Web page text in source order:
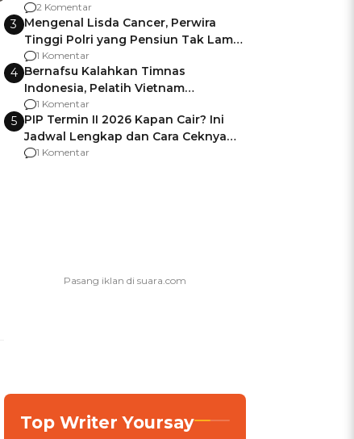
Pemalang
2 Komentar
3 Mengenal Lisda Cancer, Perwira
Tinggi Polri yang Pensiun Tak Lama
Usai Jadi Brigjen
1 Komentar
4 Bernafsu Kalahkan Timnas
Indonesia, Pelatih Vietnam
Berencana Pakai Jimat di Pakansari
1 Komentar
5 PIP Termin II 2026 Kapan Cair? Ini
Jadwal Lengkap dan Cara Ceknya
agar Dana Tidak Hangus!
1 Komentar
Top Writer Yoursay